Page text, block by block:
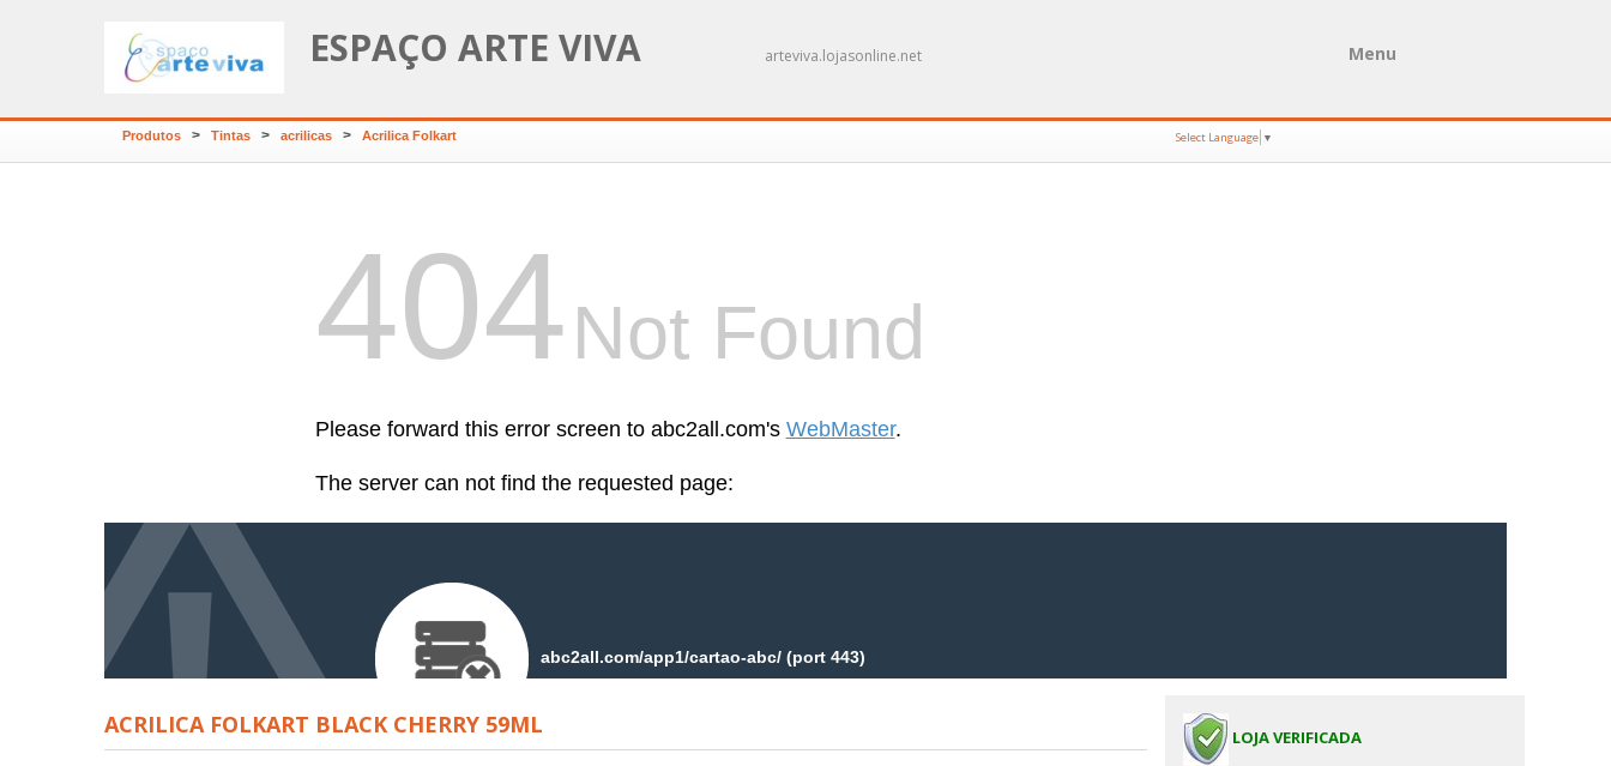
ESPAÇO ARTE VIVA arteviva.lojasonline.net Menu
Produtos > Tintas > acrilicas > Acrilica Folkart Select Language ▼
ACRILICA FOLKART BLACK CHERRY 59ML LOJA VERIFICADA